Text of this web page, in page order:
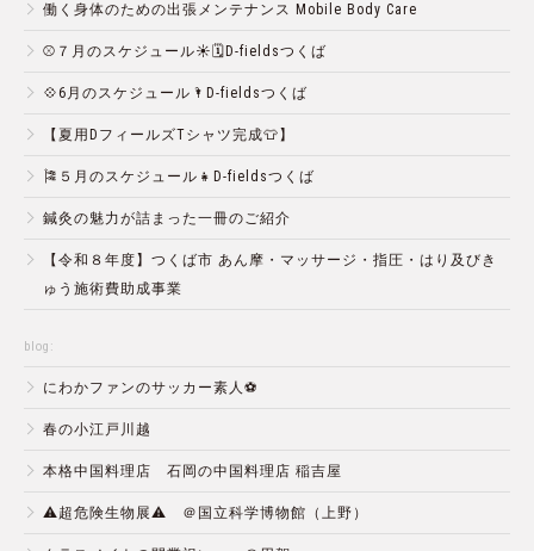
働く身体のための出張メンテナンス Mobile Body Care
⚾️７月のスケジュール☀️🗓D-fieldsつくば
💠6月のスケジュール🌂D-fieldsつくば
【夏用DフィールズTシャツ完成👕】
🎏５月のスケジュール👧D-fieldsつくば
鍼灸の魅力が詰まった一冊のご紹介
【令和８年度】つくば市 あん摩・マッサージ・指圧・はり及びき
ゅう施術費助成事業
blog:
にわかファンのサッカー素人⚽️
春の小江戸川越
本格中国料理店 石岡の中国料理店 稲吉屋
⚠️超危険生物展⚠️ ＠国立科学博物館（上野）